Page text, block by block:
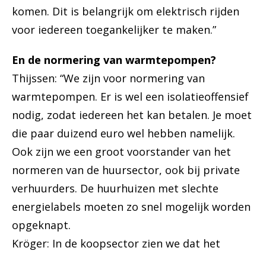
komen. Dit is belangrijk om elektrisch rijden
voor iedereen toegankelijker te maken.”
En de normering van warmtepompen?
Thijssen: “We zijn voor normering van
warmtepompen. Er is wel een isolatieoffensief
nodig, zodat iedereen het kan betalen. Je moet
die paar duizend euro wel hebben namelijk.
Ook zijn we een groot voorstander van het
normeren van de huursector, ook bij private
verhuurders. De huurhuizen met slechte
energielabels moeten zo snel mogelijk worden
opgeknapt.
Kröger: In de koopsector zien we dat het